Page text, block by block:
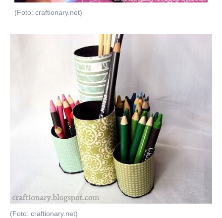
(Foto: craftionary.net)
(Foto: craftionary.net)